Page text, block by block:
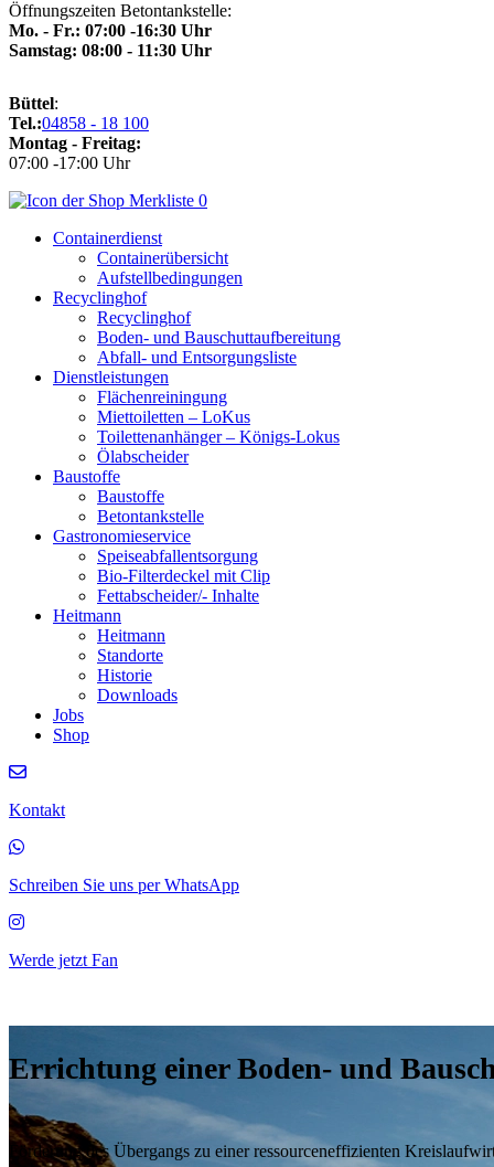
Öffnungszeiten Betontankstelle:
Mo. - Fr.: 07:00 -16:30 Uhr
Samstag: 08:00 - 11:30 Uhr
Büttel:
Tel.:04858 - 18 100
Montag - Freitag:
07:00 -17:00 Uhr
0
Containerdienst
Containerübersicht
Aufstellbedingungen
Recyclinghof
Recyclinghof
Boden- und Bauschuttaufbereitung
Abfall- und Entsorgungsliste
Dienstleistungen
Flächenreiningung
Miettoiletten – LoKus
Toilettenanhänger – Königs-Lokus
Ölabscheider
Baustoffe
Baustoffe
Betontankstelle
Gastronomieservice
Speiseabfallentsorgung
Bio-Filterdeckel mit Clip
Fettabscheider/‐ Inhalte
Heitmann
Heitmann
Standorte
Historie
Downloads
Jobs
Shop
Kontakt
Schreiben Sie uns per WhatsApp
Werde jetzt Fan
Errichtung einer Boden- und
Förderung des Übergangs zu einer ressourceneffizienten